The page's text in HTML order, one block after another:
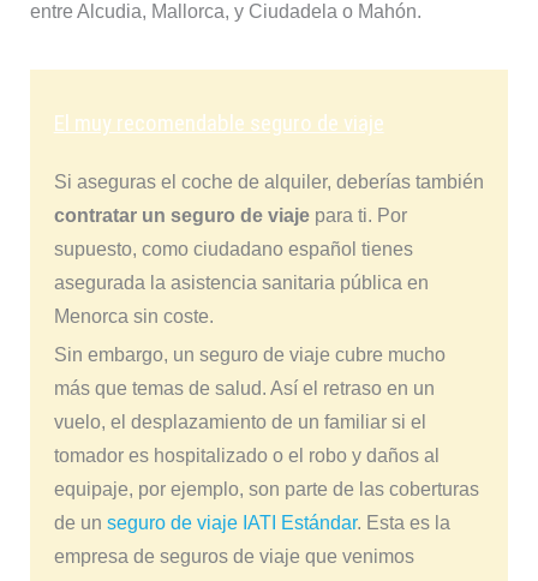
entre Alcudia, Mallorca, y Ciudadela o Mahón.
El muy recomendable seguro de viaje
Si aseguras el coche de alquiler, deberías también
contratar un seguro de viajepara ti. Por
supuesto, como ciudadano español tienes
asegurada la asistencia sanitaria pública en
Menorca sin coste.
Sin embargo, un seguro de viaje cubre mucho
más que temas de salud. Así el retraso en un
vuelo, el desplazamiento de un familiar si el
tomador es hospitalizado o el robo y daños al
equipaje, por ejemplo, son parte de las coberturas
de un seguro de viaje IATI Estándar. Esta es la
empresa de seguros de viaje que venimos